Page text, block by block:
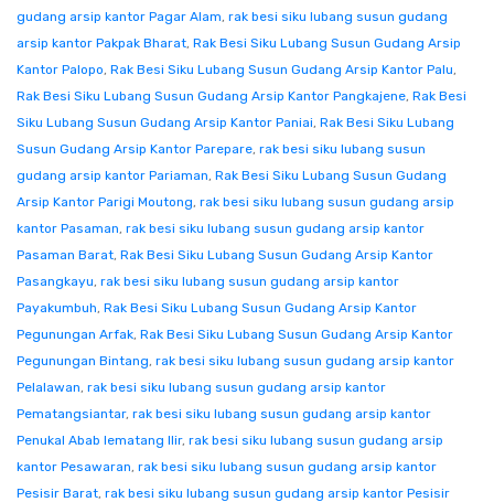
gudang arsip kantor Pagar Alam, rak besi siku lubang susun gudang
arsip kantor Pakpak Bharat, Rak Besi Siku Lubang Susun Gudang Arsip
Kantor Palopo, Rak Besi Siku Lubang Susun Gudang Arsip Kantor Palu,
Rak Besi Siku Lubang Susun Gudang Arsip Kantor Pangkajene, Rak Besi
Siku Lubang Susun Gudang Arsip Kantor Paniai, Rak Besi Siku Lubang
Susun Gudang Arsip Kantor Parepare, rak besi siku lubang susun
gudang arsip kantor Pariaman, Rak Besi Siku Lubang Susun Gudang
Arsip Kantor Parigi Moutong, rak besi siku lubang susun gudang arsip
kantor Pasaman, rak besi siku lubang susun gudang arsip kantor
Pasaman Barat, Rak Besi Siku Lubang Susun Gudang Arsip Kantor
Pasangkayu, rak besi siku lubang susun gudang arsip kantor
Payakumbuh, Rak Besi Siku Lubang Susun Gudang Arsip Kantor
Pegunungan Arfak, Rak Besi Siku Lubang Susun Gudang Arsip Kantor
Pegunungan Bintang, rak besi siku lubang susun gudang arsip kantor
Pelalawan, rak besi siku lubang susun gudang arsip kantor
Pematangsiantar, rak besi siku lubang susun gudang arsip kantor
Penukal Abab lematang Ilir, rak besi siku lubang susun gudang arsip
kantor Pesawaran, rak besi siku lubang susun gudang arsip kantor
Pesisir Barat, rak besi siku lubang susun gudang arsip kantor Pesisir